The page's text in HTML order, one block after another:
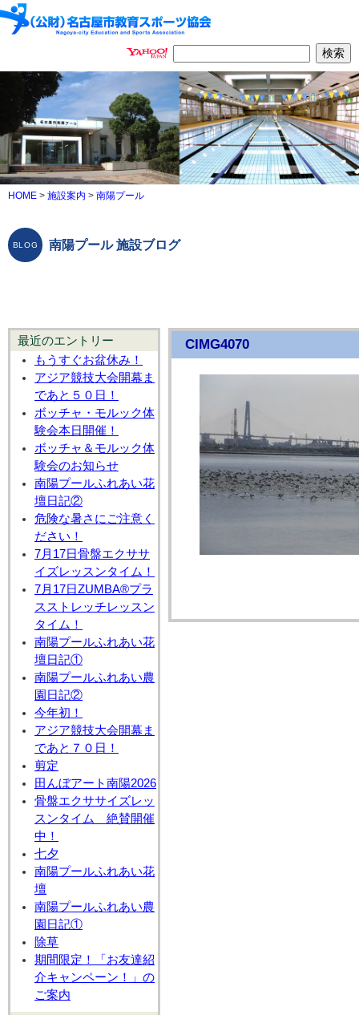
HOME > 施設案内 > 南陽プール
南陽プール 施設ブログ
最近のエントリー
もうすぐお盆休み！
アジア競技大会開幕ま
であと５０日！
ボッチャ・モルック体
験会本日開催！
ボッチャ＆モルック体
験会のお知らせ
南陽プールふれあい花
壇日記②
危険な暑さにご注意く
ださい！
7月17日骨盤エクササ
イズレッスンタイム！
7月17日ZUMBA®プラ
スストレッチレッスン
タイム！
南陽プールふれあい花
壇日記①
南陽プールふれあい農
園日記②
今年初！
アジア競技大会開幕ま
であと７０日！
剪定
田んぼアート南陽2026
骨盤エクササイズレッ
スンタイム 絶賛開催
中！
七夕
南陽プールふれあい花
壇
南陽プールふれあい農
園日記①
除草
期間限定！「お友達紹
介キャンペーン！」の
ご案内
CIMG4070